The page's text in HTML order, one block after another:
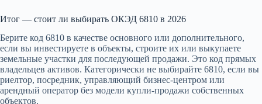
Итог — стоит ли выбирать ОКЭД 6810 в 2026
Берите код 6810 в качестве основного или дополнительного,
если вы инвестируете в объекты, строите их или выкупаете
земельные участки для последующей продажи. Это код прямых
владельцев активов. Категорически не выбирайте 6810, если вы
риелтор, посредник, управляющий бизнес-центром или
арендный оператор без модели купли-продажи собственных
объектов.